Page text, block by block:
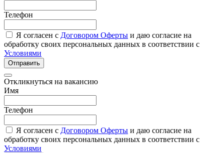
Телефон
Я согласен с Договором Оферты и даю согласие на
обработку своих персональных данных в соответствии с
Условиями
Отправить
Откликнуться на вакансию
Имя
Телефон
Я согласен с Договором Оферты и даю согласие на
обработку своих персональных данных в соответствии с
Условиями